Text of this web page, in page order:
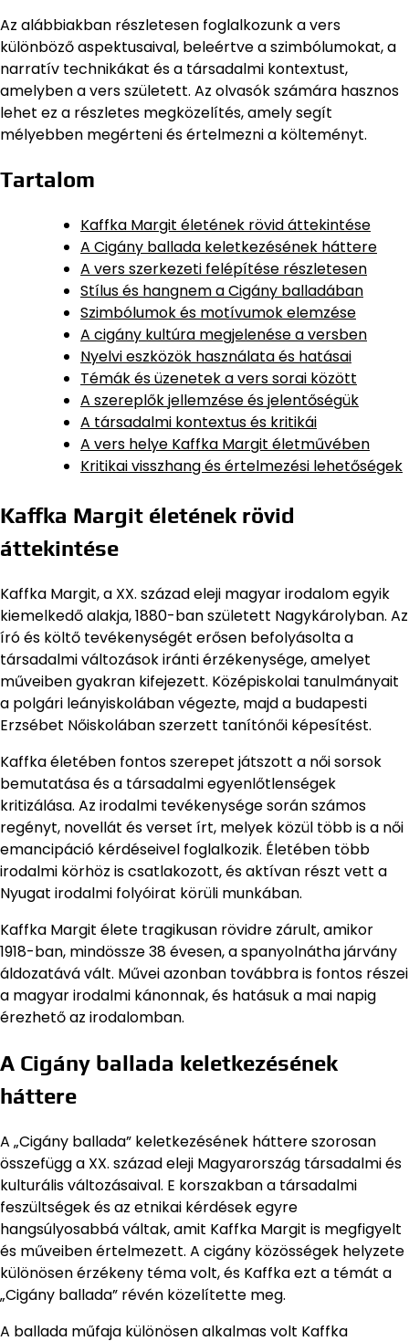
Az alábbiakban részletesen foglalkozunk a vers
különböző aspektusaival, beleértve a szimbólumokat, a
narratív technikákat és a társadalmi kontextust,
amelyben a vers született. Az olvasók számára hasznos
lehet ez a részletes megközelítés, amely segít
mélyebben megérteni és értelmezni a költeményt.
Tartalom
Kaffka Margit életének rövid áttekintése
A Cigány ballada keletkezésének háttere
A vers szerkezeti felépítése részletesen
Stílus és hangnem a Cigány balladában
Szimbólumok és motívumok elemzése
A cigány kultúra megjelenése a versben
Nyelvi eszközök használata és hatásai
Témák és üzenetek a vers sorai között
A szereplők jellemzése és jelentőségük
A társadalmi kontextus és kritikái
A vers helye Kaffka Margit életművében
Kritikai visszhang és értelmezési lehetőségek
Kaffka Margit életének rövid
áttekintése
Kaffka Margit, a XX. század eleji magyar irodalom egyik
kiemelkedő alakja, 1880-ban született Nagykárolyban. Az
író és költő tevékenységét erősen befolyásolta a
társadalmi változások iránti érzékenysége, amelyet
műveiben gyakran kifejezett. Középiskolai tanulmányait
a polgári leányiskolában végezte, majd a budapesti
Erzsébet Nőiskolában szerzett tanítónői képesítést.
Kaffka életében fontos szerepet játszott a női sorsok
bemutatása és a társadalmi egyenlőtlenségek
kritizálása. Az irodalmi tevékenysége során számos
regényt, novellát és verset írt, melyek közül több is a női
emancipáció kérdéseivel foglalkozik. Életében több
irodalmi körhöz is csatlakozott, és aktívan részt vett a
Nyugat irodalmi folyóirat körüli munkában.
Kaffka Margit élete tragikusan rövidre zárult, amikor
1918-ban, mindössze 38 évesen, a spanyolnátha járvány
áldozatává vált. Művei azonban továbbra is fontos részei
a magyar irodalmi kánonnak, és hatásuk a mai napig
érezhető az irodalomban.
A Cigány ballada keletkezésének
háttere
A „Cigány ballada” keletkezésének háttere szorosan
összefügg a XX. század eleji Magyarország társadalmi és
kulturális változásaival. E korszakban a társadalmi
feszültségek és az etnikai kérdések egyre
hangsúlyosabbá váltak, amit Kaffka Margit is megfigyelt
és műveiben értelmezett. A cigány közösségek helyzete
különösen érzékeny téma volt, és Kaffka ezt a témát a
„Cigány ballada” révén közelítette meg.
A ballada műfaja különösen alkalmas volt Kaffka